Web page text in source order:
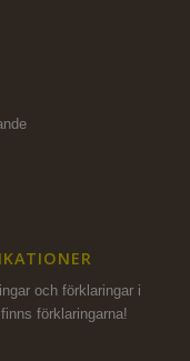
och förklaringar i
finns förklaringarna!